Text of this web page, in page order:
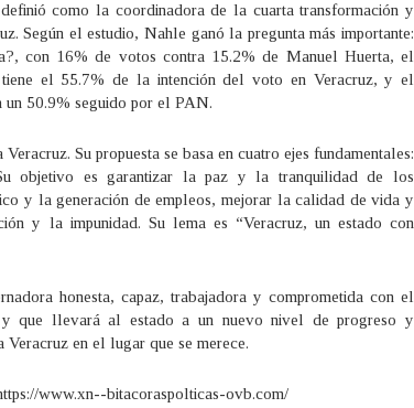
como la coordinadora de la cuarta transformación y
Según el estudio, Nahle ganó la pregunta más importante:
con 16% de votos contra 15.2% de Manuel Huerta, el
el 55.7% de la intención del voto en Veracruz, y el
50.9% seguido por el PAN.
Su propuesta se basa en cuatro ejes fundamentales:
objetivo es garantizar la paz y la tranquilidad de los
y la generación de empleos, mejorar la calidad de vida y
y la impunidad. Su lema es “Veracruz, un estado con
honesta, capaz, trabajadora y comprometida con el
y que llevará al estado a un nuevo nivel de progreso y
en el lugar que se merece.
www.xn--bitacoraspolticas-ovb.com/